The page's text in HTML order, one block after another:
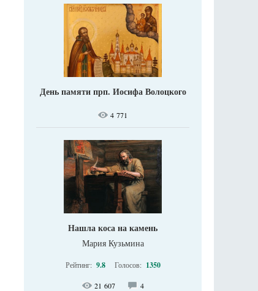
День памяти прп. Иосифа Волоцкого
4 771
Нашла коса на камень
Мария Кузьмина
Рейтинг: 9.8 Голосов: 1350
21 607 4